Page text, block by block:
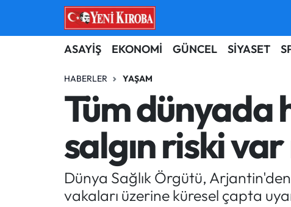
ASAYİŞ EKONOMİ GÜNCEL SİYASET
HABERLER YAŞAM
Tüm dünyada
salgın riski var
Dünya Sağlık Örgütü,
vakaları üzerine küresel çapta
ASAYİŞ
BİLİM-TEKNOLOJİ
DÜNYA
EĞİTİM
EKONOMİ
Aydın Nöbetçi Eczaneler
Aydın Hava Durumu
Aydin Namaz Vakitleri
Aydın Trafik Yoğunluk Haritası
Süper Lig Puan Durumu ve Fikstür
Tüm Manşetler